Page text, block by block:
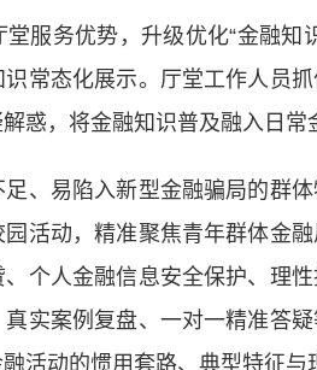
务优势，升级优化“金融知
常态化展示。厅堂工作人员
惑，将金融知识普及融入日常
易陷入新型金融骗局的群体
活动，精准聚焦青年群体金
个人金融信息安全保护、理
实案例复盘、一对一精准答
活动的惯用套路、典型特征与